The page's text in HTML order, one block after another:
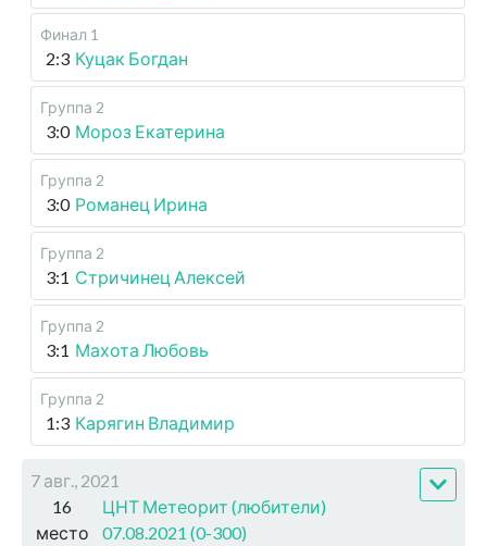
Финал 1
2:3 Куцак Богдан
Группа 2
3:0 Мороз Екатерина
Группа 2
3:0 Романец Ирина
Группа 2
3:1 Стричинец Алексей
Группа 2
3:1 Махота Любовь
Группа 2
1:3 Карягин Владимир
7 авг., 2021
16
место
ЦНТ Метеорит (любители)
07.08.2021 (0-300)